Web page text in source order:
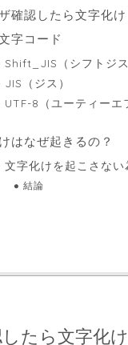
確認したら文字化
字コード
Shift_JIS（シフトジス
JIS（ジス）
UTF-8（ユーティーエ
はなぜ起きるの？
文字化けを起こさない
結論
たら文字化